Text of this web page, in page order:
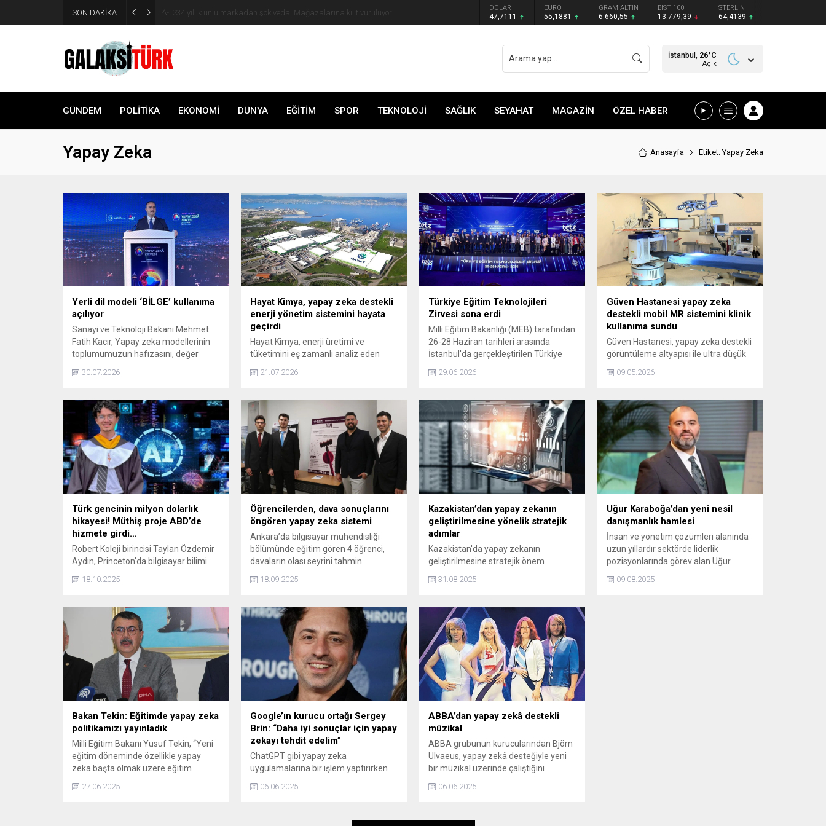
SON DAKİKA Vücudunuzu zehirliyor: Varsa çöpe atın! Yiyeni hasta ediyor DOLAR
47,7111
EURO
55,1881
GRAM ALTIN
6.660,55
BIST 100
13.779,39
STERLİN
64,4139
İstanbul, 26°C
Açık
GÜNDEM POLİTİKA EKONOMİ DÜNYA EĞİTİM SPOR TEKNOLOJİ SAĞLIK SEYAHAT MAGAZİN ÖZEL HABER
Yapay Zeka Anasayfa Etiket: Yapay Zeka
Yerli dil modeli ‘BİLGE’ kullanıma
açılıyor
Sanayi ve Teknoloji Bakanı Mehmet
Fatih Kacır, Yapay zeka modellerinin
toplumumuzun hafızasını, değer
yansıtması; teknolojik bağımsızlığımız
doğrultuda, TÜBİTAK tarafından 37
milyar parametreyle geliştirilmiş
'BİLGE' dil modelimizi yakın zamanda
geliştiricilerin kullanımına açacağız
dedi.
30.07.2026
Hayat Kimya, yapay zeka destekli
enerji yönetim sistemini hayata
geçirdi
Hayat Kimya, enerji üretimi ve
tüketimini eş zamanlı analiz eden
sistemini Kocaeli Kampüsü’nde
kendi bünyesinde geliştirdiği sistem,
kampüsün yıllık yaklaşık 65 milyon
dolarlık enerji bütçesini 7 gün 24 saat
izleyerek üretim planlamasından
maliyet analizine, şebeke
optimizasyonundan enerji kaynağı
seçimine kadar karar...
21.07.2026
Türkiye Eğitim Teknolojileri
Zirvesi sona erdi
Milli Eğitim Bakanlığı (MEB) tarafından
26-28 Haziran tarihleri arasında
İstanbul'da gerçekleştirilen Türkiye
(TETZ 2026) bugün sona erdi.
29.06.2026
Güven Hastanesi yapay zeka
destekli mobil MR sistemini klinik
kullanıma sundu
Güven Hastanesi, yapay zeka destekli
görüntüleme altyapısı ile ultra düşük
getiren mobil MR (Manyetik rezonans
uygulamada kullanıma sundu. Beyin
ve Sinir Cerrahisi uzmanı Prof. Dr.
Hakan Emmez, ameliyathane ve
yoğun bakım ortamında görüntüleme
imkanı sağlayan sistemin, cerrahi
süreçlere yeni bir yaklaşım
kazandırdığı...
09.05.2026
Türk gencinin milyon dolarlık
hikayesi! Müthiş proje ABD’de
hizmete girdi…
Robert Koleji birincisi Taylan Özdemir
Aydın, Princeton'da bilgisayar bilimi
sınıfta geliştirdiği ilaç sektörüne
dolar yatırım aldı.
18.10.2025
Öğrencilerden, dava sonuçlarını
öngören yapay zeka sistemi
Ankara’da bilgisayar mühendisliği
bölümünde eğitim gören 4 öğrenci,
davaların olası seyrini tahmin
modeli geliştirdi.
18.09.2025
Kazakistan’dan yapay zekanın
geliştirilmesine yönelik stratejik
adımlar
Kazakistan'da yapay zekanın
geliştirilmesine stratejik önem
31.08.2025
Uğur Karaboğa’dan yeni nesil
danışmanlık hamlesi
İnsan ve yönetim çözümleri alanında
uzun yıllardır sektörde liderlik
pozisyonlarında görev alan Uğur
girişimi olan UKX ile kariyerinde yeni
09.08.2025
Bakan Tekin: Eğitimde yapay zeka
politikamızı yayınladık
Milli Eğitim Bakanı Yusuf Tekin, “Yeni
eğitim döneminde özellikle yapay
zeka başta olmak üzere eğitim
uyarlanması ve dünyada diğer
27.06.2025
Google’ın kurucu ortağı Sergey
Brin: “Daha iyi sonuçlar için yapay
zekayı tehdit edelim”
ChatGPT gibi yapay zeka
uygulamalarına bir işlem yaptırırken
ortaya çıkan bir araştırma
06.06.2025
ABBA’dan yapay zekâ destekli
müzikal
ABBA grubunun kurucularından Björn
Ulvaeus, yapay zekâ desteğiyle yeni
bir müzikal üzerinde çalıştığını
06.06.2025